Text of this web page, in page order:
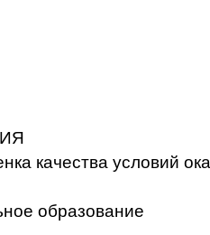
качества условий
образование